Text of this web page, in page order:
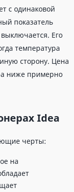
с одинаковой
показатель
Его
температура
сторону. Цена
ниже примерно
Idea
черты:
на